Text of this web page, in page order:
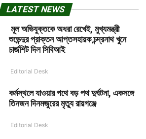
LATEST NEWS
মূল অভিযুক্তকে অধরা রেখেই, মুখ্যমন্ত্রী
শুভেন্দুর প্রাক্তন আপ্তসহায়ক চন্দ্রনাথ খুনে
চার্জশিট দিল সিবিআই
Editorial Desk
কর্মস্থলে যাওয়ার পথে বড় পথ দুর্ঘটনা, একসঙ্গে
তিনজন দিনমজুরের মৃত্যু রায়গঞ্জে
Editorial Desk